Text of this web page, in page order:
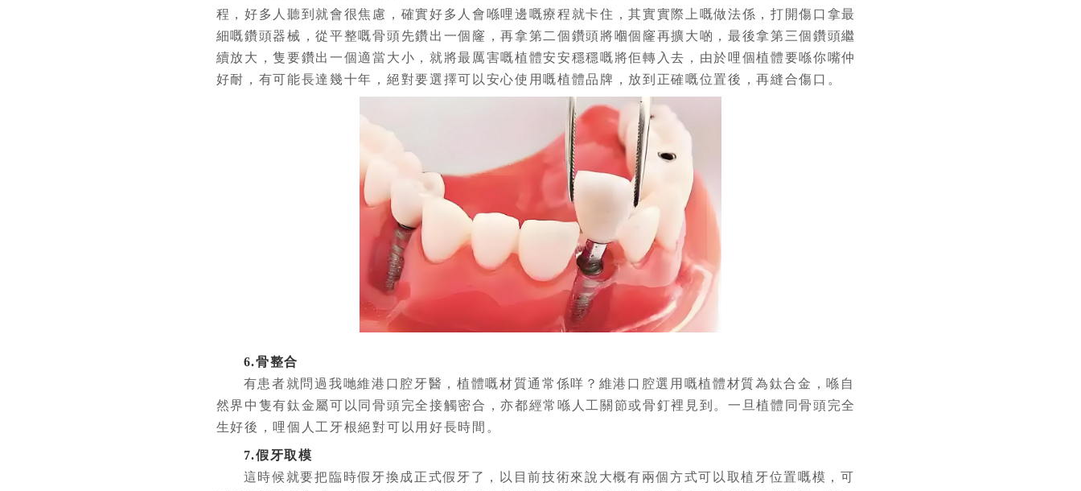
程，好多人聽到就會很焦慮，確實好多人會喺哩邊嘅療程就卡住，其實實際上嘅做法係，打開傷口拿最
細嘅鑽頭器械，從平整嘅骨頭先鑽出一個窿，再拿第二個鑽頭將嗰個窿再擴大啲，最後拿第三個鑽頭繼
續放大，隻要鑽出一個適當大小，就將最厲害嘅植體安安穩穩嘅將佢轉入去，由於哩個植體要喺你嘴仲
好耐，有可能長達幾十年，絕對要選擇可以安心使用嘅植體品牌，放到正確嘅位置後，再縫合傷口。
6.骨整合
有患者就問過我哋維港口腔牙醫，植體嘅材質通常係咩？維港口腔選用嘅植體材質為鈦合金，喺自
然界中隻有鈦金屬可以同骨頭完全接觸密合，亦都經常喺人工關節或骨釘裡見到。一旦植體同骨頭完全
生好後，哩個人工牙根絕對可以用好長時間。
7.假牙取模
這時候就要把臨時假牙換成正式假牙了，以目前技術來說大概有兩個方式可以取植牙位置嘅模，可